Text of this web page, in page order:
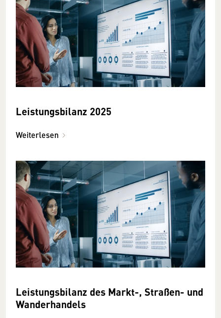
Leistungsbilanz 2025
Weiterlesen
Leistungsbilanz des Markt-, Straßen- und
Wanderhandels